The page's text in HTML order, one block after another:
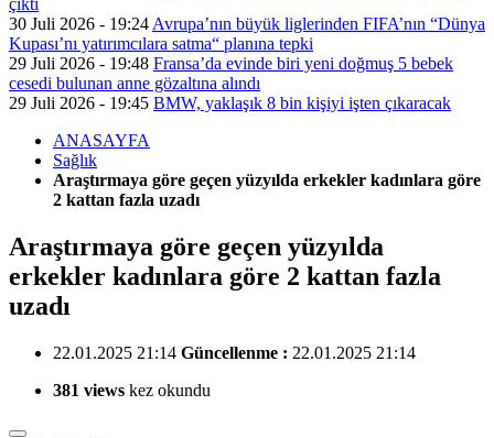
çıktı
30 Juli 2026 - 19:24 Avrupa’nın büyük liglerinden FIFA’nın “Dünya
Kupası’nı yatırımcılara satma“ planına tepki
29 Juli 2026 - 19:48 Fransa’da evinde biri yeni doğmuş 5 bebek
cesedi bulunan anne gözaltına alındı
29 Juli 2026 - 19:45 BMW, yaklaşık 8 bin kişiyi işten çıkaracak
ANASAYFA
Sağlık
Araştırmaya göre geçen yüzyılda erkekler kadınlara göre
2 kattan fazla uzadı
Araştırmaya göre geçen yüzyılda
erkekler kadınlara göre 2 kattan fazla
uzadı
22.01.2025 21:14 Güncellenme : 22.01.2025 21:14
381 views kez okundu